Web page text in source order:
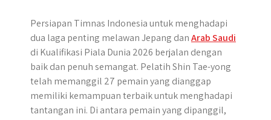
Persiapan Timnas Indonesia untuk menghadapi
dua laga penting melawan Jepang danArab Saudi
di Kualifikasi Piala Dunia 2026 berjalan dengan
baik dan penuh semangat. Pelatih Shin Tae-yong
telah memanggil 27 pemain yang dianggap
memiliki kemampuan terbaik untuk menghadapi
tantangan ini. Di antara pemain yang dipanggil,